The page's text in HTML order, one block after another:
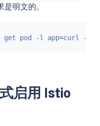
明文的。
get pod -l app=curl -n
启用 Istio